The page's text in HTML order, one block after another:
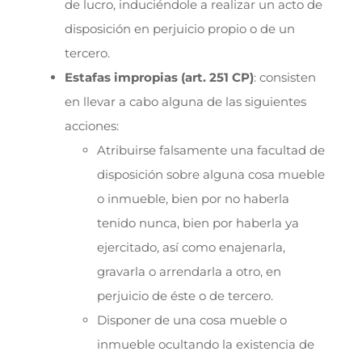
de lucro, induciéndole a realizar un acto de
disposición en perjuicio propio o de un
tercero.
Estafas impropias (art. 251 CP): consisten
en llevar a cabo alguna de las siguientes
acciones:
Atribuirse falsamente una facultad de
disposición sobre alguna cosa mueble
o inmueble, bien por no haberla
tenido nunca, bien por haberla ya
ejercitado, así como enajenarla,
gravarla o arrendarla a otro, en
perjuicio de éste o de tercero.
Disponer de una cosa mueble o
inmueble ocultando la existencia de